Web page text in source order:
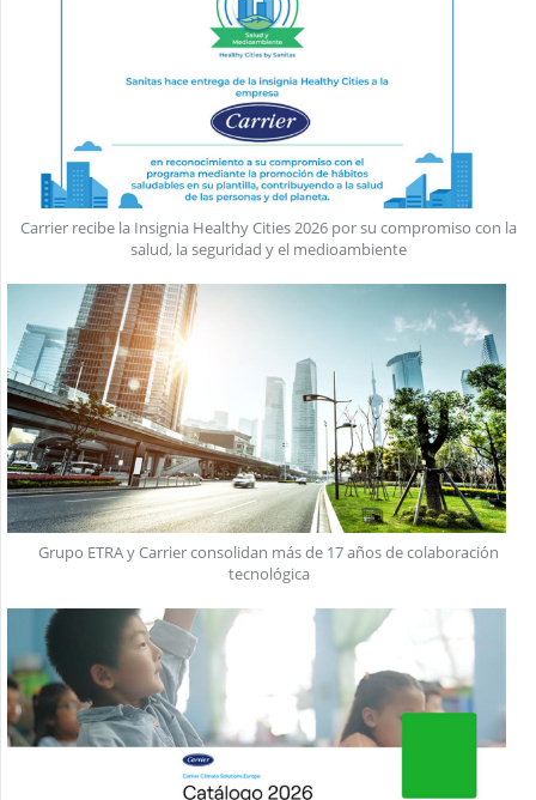
Carrier recibe la Insignia Healthy Cities 2026 por su compromiso con la
salud, la seguridad y el medioambiente
Grupo ETRA y Carrier consolidan más de 17 años de colaboración
tecnológica